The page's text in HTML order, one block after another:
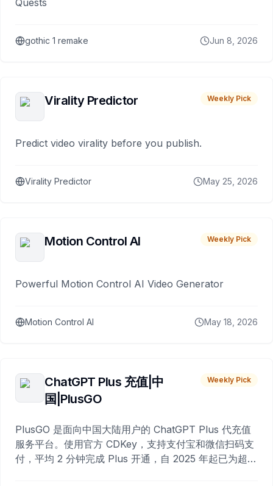
Quests
gothic 1 remake Jun 8, 2026
Virality Predictor Weekly Pick
Predict video virality before you publish.
Virality Predictor May 25, 2026
Motion Control AI Weekly Pick
Powerful Motion Control AI Video Generator
Motion Control AI May 18, 2026
ChatGPT Plus 充值|中
国|PlusGO
Weekly Pick
PlusGO 是面向中国大陆用户的 ChatGPT Plus 代充值
服务平台。使用官方 CDKey，支持支付宝和微信扫码支
付，平均 2 分钟完成 Plus 开通，自 2025 年起已为超过